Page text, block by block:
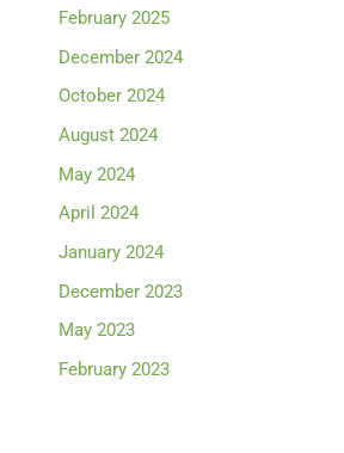
February 2025
December 2024
October 2024
August 2024
May 2024
April 2024
January 2024
December 2023
May 2023
February 2023